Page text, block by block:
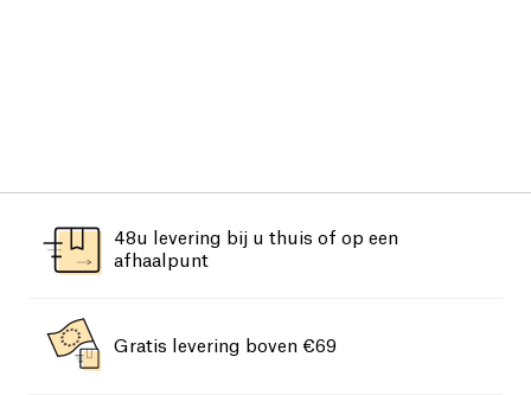
48u levering bij u thuis of op een
afhaalpunt
Gratis levering boven €69